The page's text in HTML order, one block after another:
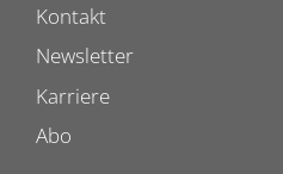
Kontakt
Newsletter
Karriere
Abo